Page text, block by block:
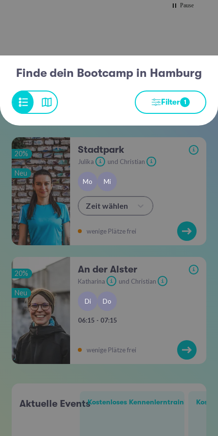
Pause
Finde dein Bootcamp in Hamburg
Filter 1
20%
Neu
Stadtpark i
Julika i und Christian i
Mo Mi
Zeit wählen
wenige Plätze frei
20%
Neu
An der Alster i
Katharina i und Christian i
Di Do
06:15 - 07:15
wenige Plätze frei
Aktuelle EventsKostenloses Kennenlerntraining mit